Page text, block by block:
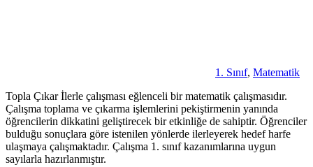
1. Sınıf, Matematik
Topla Çıkar İlerle çalışması eğlenceli bir matematik çalışmasıdır.
Çalışma toplama ve çıkarma işlemlerini pekiştirmenin yanında
öğrencilerin dikkatini geliştirecek bir etkinliğe de sahiptir. Öğrenciler
bulduğu sonuçlara göre istenilen yönlerde ilerleyerek hedef harfe
ulaşmaya çalışmaktadır. Çalışma 1. sınıf kazanımlarına uygun
sayılarla hazırlanmıştır.